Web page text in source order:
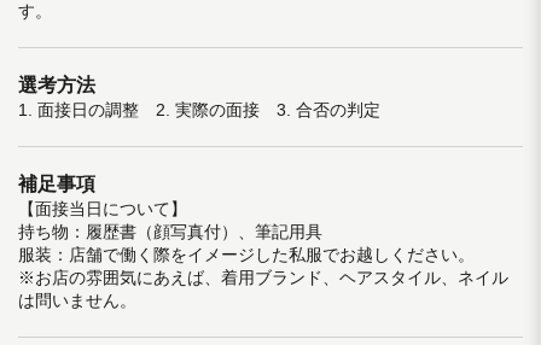
す。
選考方法
1. 面接日の調整 2. 実際の面接 3. 合否の判定
補足事項
【面接当日について】
持ち物：履歴書（顔写真付）、筆記用具
服装：店舗で働く際をイメージした私服でお越しください。
※お店の雰囲気にあえば、着用ブランド、ヘアスタイル、ネイル
は問いません。